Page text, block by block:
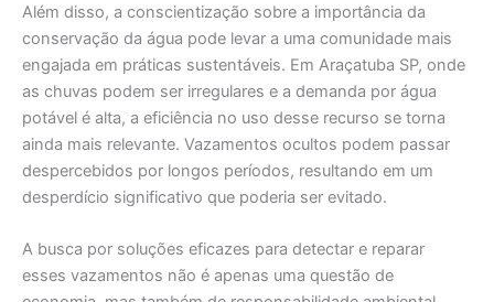
Além disso, a conscientização sobre a importância da
conservação da água pode levar a uma comunidade mais
engajada em práticas sustentáveis. Em Araçatuba SP, onde
as chuvas podem ser irregulares e a demanda por água
potável é alta, a eficiência no uso desse recurso se torna
ainda mais relevante. Vazamentos ocultos podem passar
despercebidos por longos períodos, resultando em um
desperdício significativo que poderia ser evitado.
A busca por soluções eficazes para detectar e reparar
esses vazamentos não é apenas uma questão de